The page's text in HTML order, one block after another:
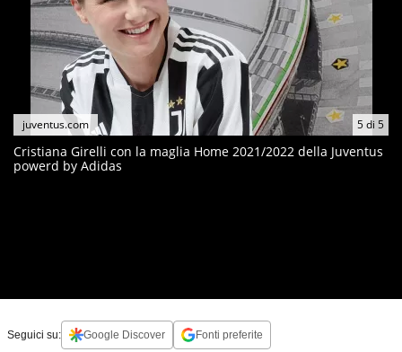
5di 5
juventus.com
Cristiana Girelli con la maglia Home 2021/2022 della Juventus
powerd by Adidas
Seguici su: Google Discover Fonti preferite